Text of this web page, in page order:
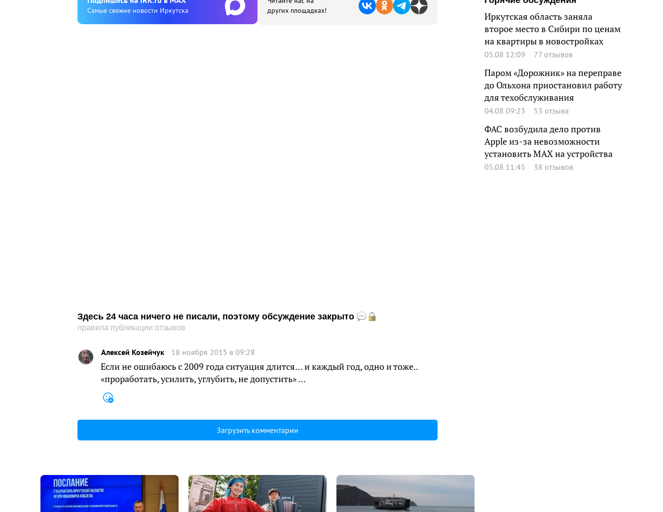
Cамые свежие новости Иркутска
других площадках!
Здесь 24 часа ничего не писали, поэтому обсуждение закрыто
правила публикации отзывов
Алексей Козейчук 18 ноября 2015 в 09:28
Если не ошибаюсь с 2009 года ситуация длится… и каждый год, одно и тоже..
«проработать, усилить, углубить, не допустить» …
Загрузить комментарии
Иркутская область заняла
второе место в Сибири по ценам
на квартиры в новостройках
05.08 12:09 77 отзывов
Паром «Дорожник» на переправе
до Ольхона приостановил работу
для техобслуживания
04.08 09:23 53 отзыва
ФАС возбудила дело против
Apple из-за невозможности
установить MAX на устройства
05.08 11:45 38 отзывов